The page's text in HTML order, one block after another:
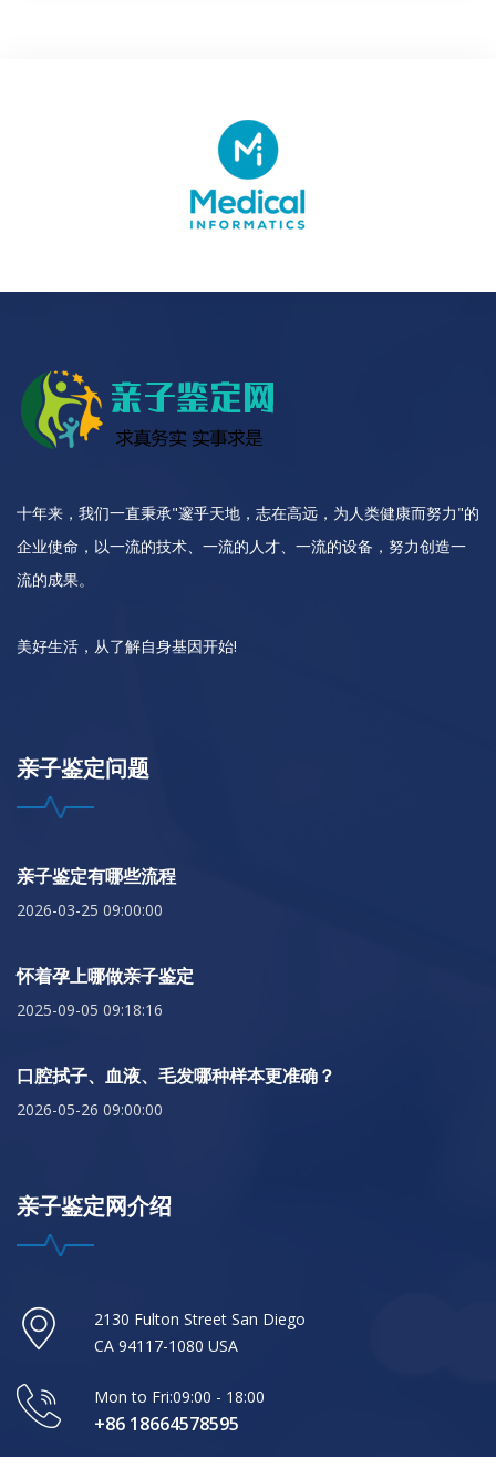
十年来，我们一直秉承"邃乎天地，志在高远，为人类健康而努力"的
企业使命，以一流的技术、一流的人才、一流的设备，努力创造一
流的成果。
美好生活，从了解自身基因开始!
亲子鉴定问题
亲子鉴定有哪些流程
2026-03-25 09:00:00
怀着孕上哪做亲子鉴定
2025-09-05 09:18:16
口腔拭子、血液、毛发哪种样本更准确？
2026-05-26 09:00:00
亲子鉴定网介绍
2130 Fulton Street San Diego
CA 94117-1080 USA
Mon to Fri:09:00 - 18:00
+86 18664578595